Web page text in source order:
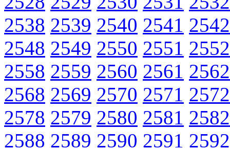
2538 2539 2540 2541 2542
2548 2549 2550 2551 2552
2558 2559 2560 2561 2562
2568 2569 2570 2571 2572
2578 2579 2580 2581 2582
2588 2589 2590 2591 2592